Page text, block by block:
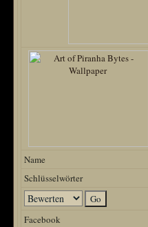
Name
Schlüsselwörter
Facebook